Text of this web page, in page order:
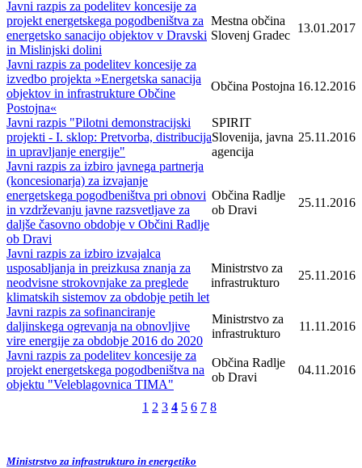
Javni razpis za podelitev koncesije za
projekt energetskega pogodbeništva za
energetsko sanacijo objektov v Dravski
in Mislinjski dolini
Mestna občina
Slovenj Gradec
13.01.2017
Javni razpis za podelitev koncesije za
izvedbo projekta »Energetska sanacija
objektov in infrastrukture Občine
Postojna«
Občina Postojna 16.12.2016
Javni razpis "Pilotni demonstracijski
projekti - I. sklop: Pretvorba, distribucija
in upravljanje energije"
SPIRIT
Slovenija, javna
agencija
25.11.2016
Javni razpis za izbiro javnega partnerja
(koncesionarja) za izvajanje
energetskega pogodbeništva pri obnovi
in vzdrževanju javne razsvetljave za
daljše časovno obdobje v Občini Radlje
ob Dravi
Občina Radlje
ob Dravi
25.11.2016
Javni razpis za izbiro izvajalca
usposabljanja in preizkusa znanja za
neodvisne strokovnjake za preglede
klimatskih sistemov za obdobje petih let
Ministrstvo za
infrastrukturo
25.11.2016
Javni razpis za sofinanciranje
daljinskega ogrevanja na obnovljive
vire energije za obdobje 2016 do 2020
Ministrstvo za
infrastrukturo
11.11.2016
Javni razpis za podelitev koncesije za
projekt energetskega pogodbeništva na
objektu "Veleblagovnica TIMA"
Občina Radlje
ob Dravi
04.11.2016
1 2 3 4 5 6 7 8
Ministrstvo za infrastrukturo in energetiko